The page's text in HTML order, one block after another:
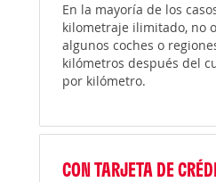
En la mayoría de los
kilometraje ilimitado, no
algunos coches o
kilómetros después del
por kilómetro.
CON TARJETA DE